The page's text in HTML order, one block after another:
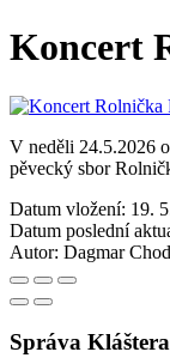
Koncert
V neděli 24.5.2026
pěvecký sbor
Datum vložení: 19.
Datum poslední
Autor: Dagmar
Správa Kláštera